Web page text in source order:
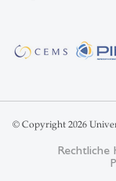
© Copyright 2026
Rechtliche